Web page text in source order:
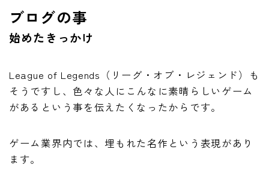
ブログの事
始めたきっかけ
League of Legends（リーグ・オブ・レジェンド）も
そうですし、色々な人にこんなに素晴らしいゲーム
があるという事を伝えたくなったからです。
ゲーム業界内では、埋もれた名作という表現があり
ます。